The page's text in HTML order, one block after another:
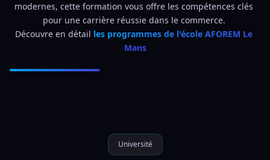
modernes, cette formation vous offre les compétences clés
pour une carrière réussie dans le commerce.
Découvre en détail les programmes de l'école AFOREM Le
Mans
Université